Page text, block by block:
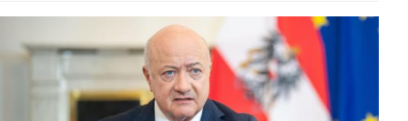
Untermenü
Untermenü
Untermenü